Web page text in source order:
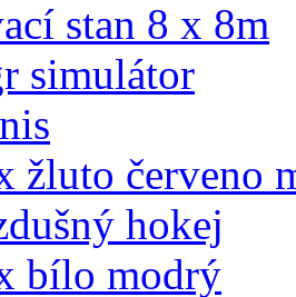
stan 8 x 8m
simulátor
žluto červeno
hokej
bílo modrý